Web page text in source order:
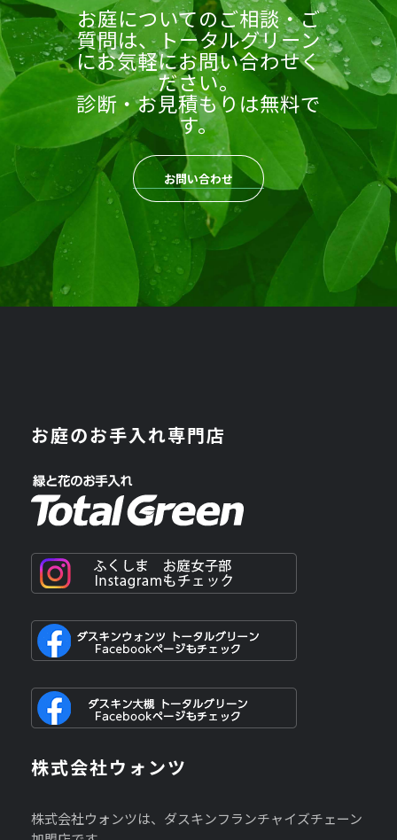
お庭についてのご相談・ご
質問は、トータルグリーン
にお気軽にお問い合わせく
ださい。
診断・お見積もりは無料で
す。
お問い合わせ
お庭のお手入れ専門店
株式会社ウォンツ
株式会社ウォンツは、ダスキンフランチャイズチェーン